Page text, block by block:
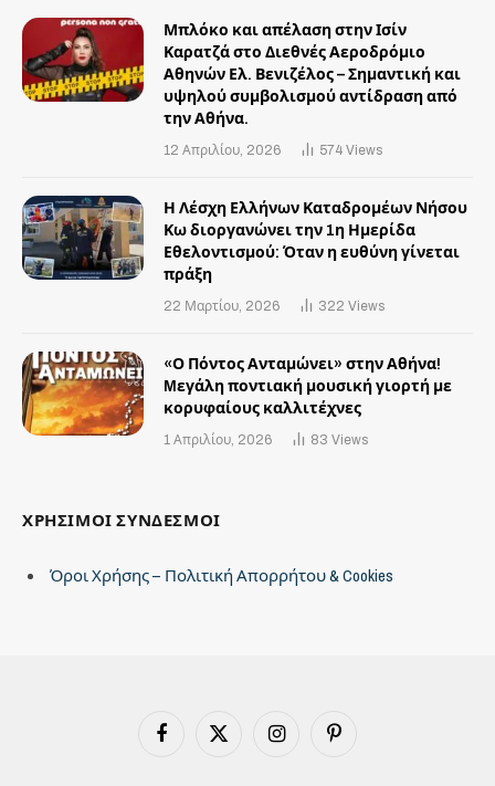
Μπλόκο και απέλαση στην Ισίν
Καρατζά στο Διεθνές Αεροδρόμιο
Αθηνών Ελ. Βενιζέλος – Σημαντική και
υψηλού συμβολισμού αντίδραση από
την Αθήνα.
12 Απριλίου, 2026 574 Views
Η Λέσχη Ελλήνων Καταδρομέων Νήσου
Κω διοργανώνει την 1η Ημερίδα
Εθελοντισμού: Όταν η ευθύνη γίνεται
πράξη
22 Μαρτίου, 2026 322 Views
«Ο Πόντος Ανταμώνει» στην Αθήνα!
Mεγάλη ποντιακή μουσική γιορτή με
κορυφαίους καλλιτέχνες
1 Απριλίου, 2026 83 Views
ΧΡΗΣΙΜΟΙ ΣΥΝΔΕΣΜΟΙ
Όροι Χρήσης – Πολιτική Απορρήτου & Cookies
Facebook X
Instagram Pinterest